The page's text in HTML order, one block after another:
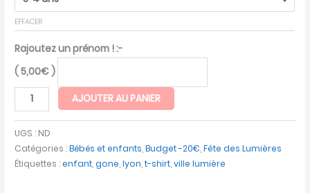
EFFACER
Rajoutez un prénom ! :-
(5,00€ )
AJOUTER AU PANIER
UGS : ND
Catégories :Bébés et enfants ,Budget -20€ ,Fête des Lumières
Étiquettes :enfant ,gone ,lyon ,t-shirt ,ville lumière